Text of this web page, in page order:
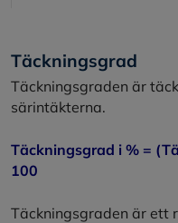
Täckningsgrad
Täckningsgraden är
särintäkterna.
Täckningsgrad i % =
100
Täckningsgraden är ett